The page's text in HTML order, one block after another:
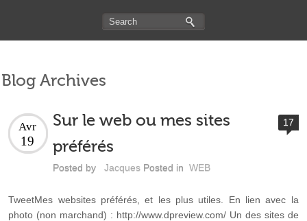
Blog Archives
Sur le web ou mes sites
préférés
Avr
19
Posted by Jacques Posted in WEB
17
TweetMes websites préférés, et les plus utiles. En lien avec la
photo (non marchand) : http://www.dpreview.com/ Un des sites de